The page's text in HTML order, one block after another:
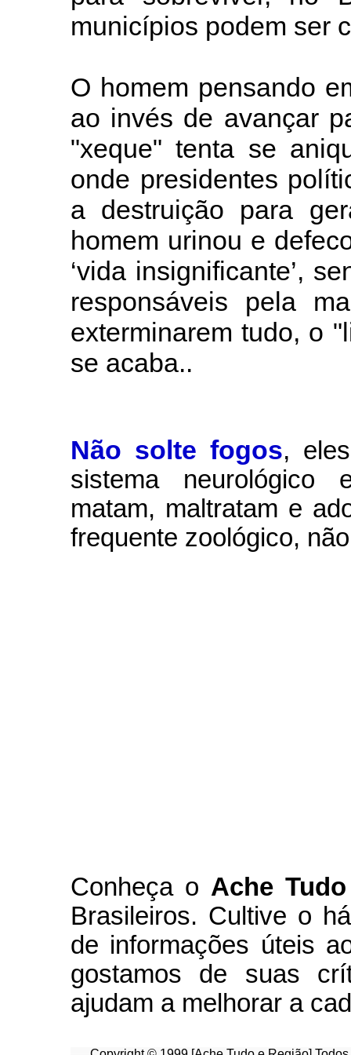
municípios podem ser
O homem pensando
ao invés de avançar
"xeque" tenta se
onde presidentes
a destruição para
homem urinou e
‘vida insignificante’,
responsáveis pela
exterminarem tudo, o
se acaba..
Não solte fogos,
sistema neurológico
matam, maltratam e
frequente zoológico,
Conheçao Ache
Brasileiros. Cultive o
de informações úteis
gostamos de suas
ajudam a melhorar a